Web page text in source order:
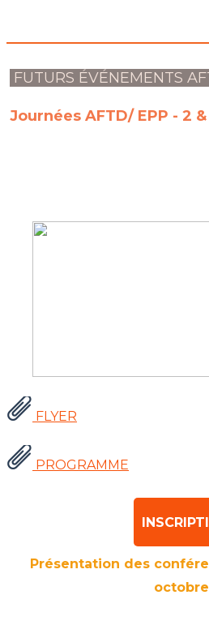
FUTURS ÉVÉNEMENTS
Journées AFTD/ EPP - 2
FLYER
PROGRAMME
Présentation des
octobre